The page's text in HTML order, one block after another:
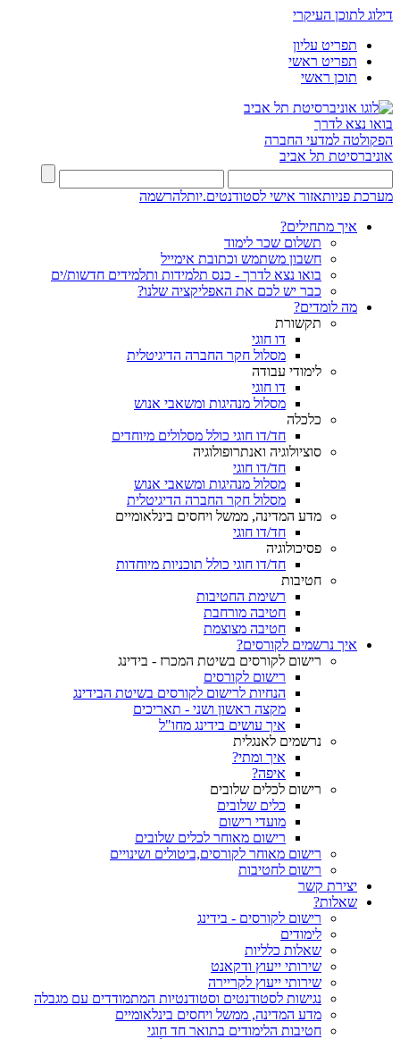
דילוג לתוכן העיקרי
תפריט עליון
תפריט ראשי
תוכן ראשי
בואו נצא לדרך
הפקולטה למדעי החברה
אוניברסיטת תל אביב
מערכת פניותאזור אישי לסטודנטים.יותלהרשמה
איך מתחילים?
תשלום שכר לימוד
חשבון משתמש וכתובת אימייל
בואו נצא לדרך - כנס תלמידות ותלמידים חדשות/ים
כבר יש לכם את האפליקציה שלנו?
מה לומדים?
תקשורת
דו חוגי
מסלול חקר החברה הדיגיטלית
לימודי עבודה
דו חוגי
מסלול מנהיגות ומשאבי אנוש
כלכלה
חד/דו חוגי כולל מסלולים מיוחדים
סוציולוגיה ואנתרופולוגיה
חד/דו חוגי
מסלול מנהיגות ומשאבי אנוש
מסלול חקר החברה הדיגיטלית
מדע המדינה, ממשל ויחסים בינלאומיים
חד/דו חוגי
פסיכולוגיה
חד/דו חוגי כולל תוכניות מיוחדות
חטיבות
רשימת החטיבות
חטיבה מורחבת
חטיבה מצוצמת
איך נרשמים לקורסים?
רישום לקורסים בשיטת המכרז - בידינג
רישום לקורסים
הנחיות לרישום לקורסים בשיטת הבידינג
מקצה ראשון ושני - תאריכים
איך עושים בידינג מחו"ל
נרשמים לאנגלית
איך ומתי?
איפה?
רישום לכלים שלובים
כלים שלובים
מועדי רישום
רישום מאוחר לכלים שלובים
רישום מאוחר לקורסים,ביטולים ושינויים
רישום לחטיבות
יצירת קשר
שאלות?
רישום לקורסים - בידינג
לימודים
שאלות כלליות
שירותי ייעוץ ודקאנט
שירותי ייעוץ לקריירה
נגישות לסטודנטים וסטודנטיות המתמודדים עם מגבלה
מדע המדינה, ממשל ויחסים בינלאומיים
חטיבות הלימודים בתואר חד חוגי